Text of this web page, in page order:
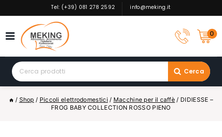
to
Tel: (+39) 081 278 2592 info@meking.it
0
Search
for:
Cerca
/ Shop / Piccoli elettrodomestici / Macchine per il caffè / DIDIESSE –
FROG BABY COLLECTION ROSSO PIENO